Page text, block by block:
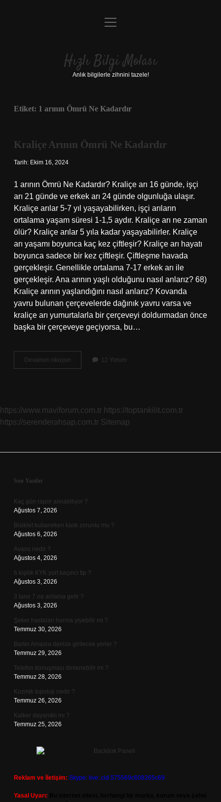
Anasayfa
Yasal Uyarı
menüyü
Hızlı Bilgi Molası
Anlık bilgilerle zihnini tazele!
Etiket: 1 arının Ömrü Ne Kadardır
Kraliçe Arının Ömrü Ne Kadardır
Tarih: Ekim 16, 2024
1 arının Ömrü Ne Kadardır? Kraliçe arı 16 günde, işçi
arı 21 günde ve erkek arı 24 günde olgunluğa ulaşır.
Kraliçe arılar 5-7 yıl yaşayabilirken, işçi arıların
ortalama yaşam süresi 1-1,5 aydır. Kraliçe arı ne zaman
ölür? Kraliçe arılar 5 yıla kadar yaşayabilirler. Kraliçe
arı yaşamı boyunca kaç kez çiftleşir? Kraliçe arı hayatı
boyunca sadece bir kez çiftleşir. Çiftleşme havada
gerçekleşir. Genellikle ortalama 7-17 erkek arı ile
gerçekleşir. Ana arının yaşlı olduğunu nasıl anlarız? 68)
Kraliçe arının yaşlandığını nasıl anlarız? Kovanda
yavru bulunan çerçevelerde dağınık yavru varsa ve
kraliçe arı yumurtalarla bir çerçeveyi doldurmadan önce
başka bir çerçeveye geçiyorsa, bu…
Devamını okuyun
Arının
12 Yorum
https://www.maviforum.com.tr https://toptankilit.com.tr
https://serenderahsap.com.tr Sitemap
Sidebar
Son Yazılar
Kaç gün rapor alınabiliyor ?
Ağustos 7, 2026
Bisiklet kullanırken kask zorunlu mu ?
Ağustos 6, 2026
Avans nedir ?
Ağustos 4, 2026
6 kişilik KYK yurt kaçıncı tip ?
Ağustos 3, 2026
3 tane 7 ne anlama gelir ?
Ağustos 3, 2026
Şeker hastaları hurma yiyebilir mi ?
Temmuz 30, 2026
Bartın Amasra denize girilecek yerler ?
Temmuz 29, 2026
Telefon konuşması dinlenebilir mi ?
Temmuz 28, 2026
Kozmik topoloji nedir ?
Temmuz 26, 2026
Kalker dayanıklı mı ?
Temmuz 25, 2026
Reklam ve İletişim: Skype: live:.cid.575569c608265c69
Yasal Uyarı: